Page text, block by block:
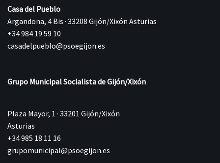
Casa del Pueblo
Argandona, 4 Bis · 33208 Gijón/Xixón Asturias
+34 984 19 59 10
casadelpueblo@psoegijon.es
Grupo Municipal Socialista de Gijón/Xixón
Plaza Mayor, 1 · 33201 Gijón/Xixón
Asturias
+34 985 18 11 16
grupomunicipal@psoegijon.es